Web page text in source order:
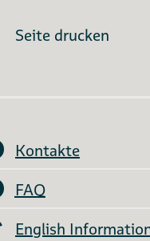
Seite drucken
Kontakte
FAQ
English